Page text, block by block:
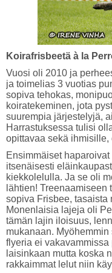
Koirafrisbeetä à la
Vuosi oli 2010 ja
ja toimelias 3 vuotias
sopiva tehokas,
koiratekeminen, jota
suurempia järjestelyjä,
Harrastuksessa tulisi
opittavaa sekä ihmisille,
Ensimmäiset
itsenäisesti
kiekkolelulla. Ja se oli
lähtien!
sopiva Frisbee, tasaista
Monenlaisia lajeja oli
tämän lajin iloisuus,
mukanaan.
flyeria ei
laisinkaan mutta koska
rakkaimmat lelut niin